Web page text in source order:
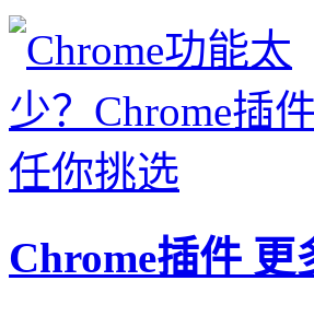
Chrome插件 更